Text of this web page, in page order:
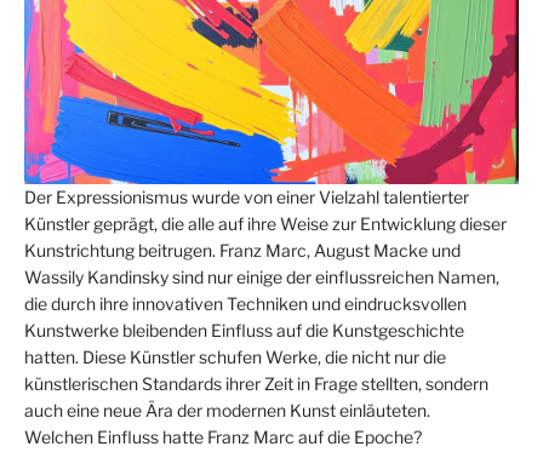
Der Expressionismus wurde von einer Vielzahl talentierter
Künstler geprägt, die alle auf ihre Weise zur Entwicklung dieser
Kunstrichtung beitrugen. Franz Marc, August Macke und
Wassily Kandinsky sind nur einige der einflussreichen Namen,
die durch ihre innovativen Techniken und eindrucksvollen
Kunstwerke bleibenden Einfluss auf die Kunstgeschichte
hatten. Diese Künstler schufen Werke, die nicht nur die
künstlerischen Standards ihrer Zeit in Frage stellten, sondern
auch eine neue Ära der modernen Kunst einläuteten.
Welchen Einfluss hatte Franz Marc auf die Epoche?